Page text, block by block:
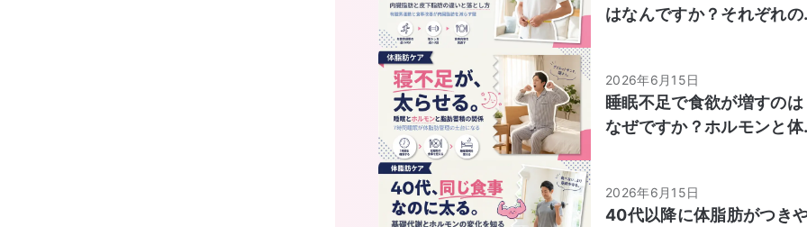
はなんですか？それぞれの
2026年6月15日
睡眠不足で食欲が増すのは
なぜですか？ホルモンと体
2026年6月15日
40代以降に体脂肪がつき